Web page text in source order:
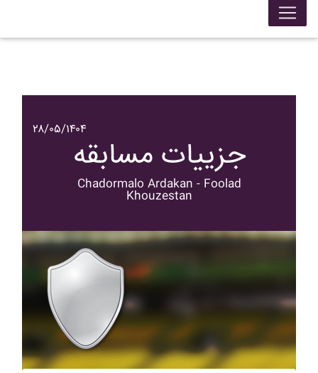
۲۸/۰۵/۱۴۰۴
جزییات مسابقه
Chadormalo Ardakan - Foolad
Khouzestan